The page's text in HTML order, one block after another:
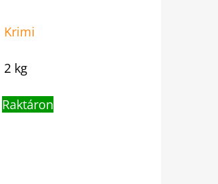
Krimi
2 kg
Raktáron